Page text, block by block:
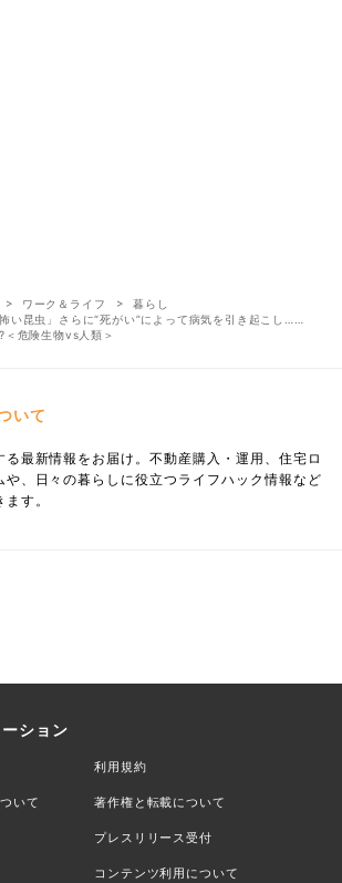
ワーク＆ライフ
暮らし
い昆虫」さらに“死がい”によって病気を引き起こし……
＜危険生物vs人類＞
いて
最新情報をお届け。不動産購入・運用、住宅ロ
や、日々の暮らしに役立つライフハック情報など
す。
ション
利用規約
いて 著作権と転載について
プレスリリース受付
コンテンツ利用について